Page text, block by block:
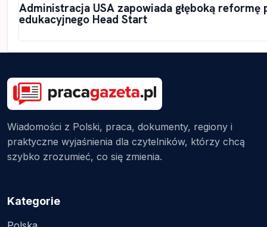
Administracja USA zapowiada głęboką reformę
edukacyjnego Head Start
Wiadomości z Polski, praca, dokumenty, regiony i
praktyczne wyjaśnienia dla czytelników, którzy chcą
szybko zrozumieć, co się zmienia.
Kategorie